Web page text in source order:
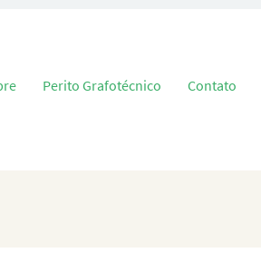
Perito Grafotécnico Contato